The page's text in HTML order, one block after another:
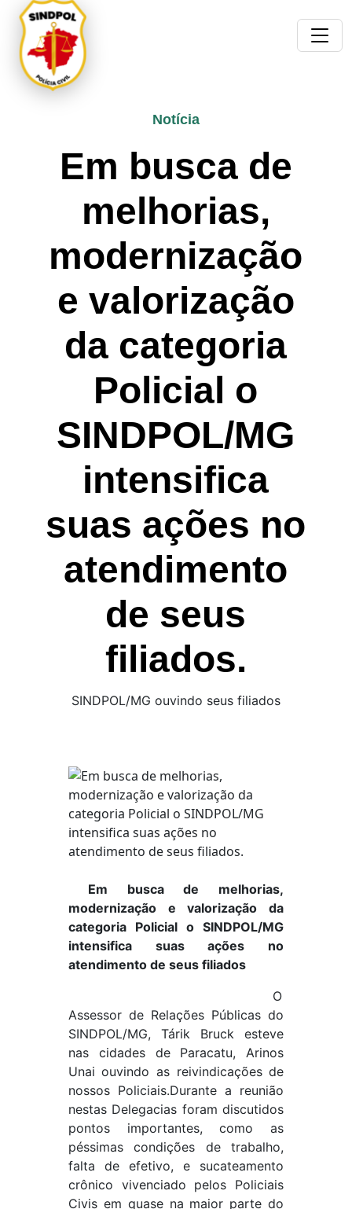
Notícia
Em busca de
melhorias,
modernização
e valorização
da categoria
Policial o
SINDPOL/MG
intensifica
suas ações no
atendimento
de seus
filiados.
SINDPOL/MG ouvindo seus filiados
Em busca de melhorias,
modernização e valorização da
categoria Policial o SINDPOL/MG
intensifica suas ações no
atendimento de seus filiados
O
Assessor de Relações Públicas do
SINDPOL/MG, Tárik Bruck esteve
nas cidades de Paracatu, Arinos
Unai ouvindo as reivindicações de
nossos Policiais.Durante a reunião
nestas Delegacias foram discutidos
pontos importantes, como as
péssimas condições de trabalho,
falta de efetivo, e sucateamento
crônico vivenciado pelos Policiais
Civis em quase na maior parte do